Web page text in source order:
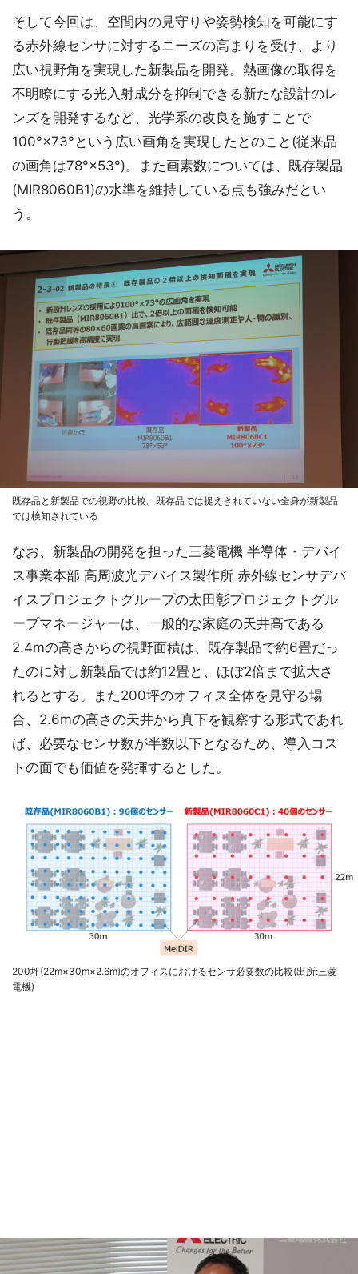
そして今回は、空間内の見守りや姿勢検知を可能にす
る赤外線センサに対するニーズの高まりを受け、より
広い視野角を実現した新製品を開発。熱画像の取得を
不明瞭にする光入射成分を抑制できる新たな設計のレ
ンズを開発するなど、光学系の改良を施すことで
100°×73°という広い画角を実現したとのこと(従来品
の画角は78°×53°)。また画素数については、既存製品
(MIR8060B1)の水準を維持している点も強みだとい
う。
既存品と新製品での視野の比較。既存品では捉えきれていない全身が新製品
では検知されている
なお、新製品の開発を担った三菱電機 半導体・デバイ
ス事業本部 高周波光デバイス製作所 赤外線センサデバ
イスプロジェクトグループの太田彰プロジェクトグル
ープマネージャーは、一般的な家庭の天井高である
2.4mの高さからの視野面積は、既存製品で約6畳だっ
たのに対し新製品では約12畳と、ほぼ2倍まで拡大さ
れるとする。また200坪のオフィス全体を見守る場
合、2.6mの高さの天井から真下を観察する形式であれ
ば、必要なセンサ数が半数以下となるため、導入コス
トの面でも価値を発揮するとした。
200坪(22m×30m×2.6m)のオフィスにおけるセンサ必要数の比較(出所:三菱
電機)